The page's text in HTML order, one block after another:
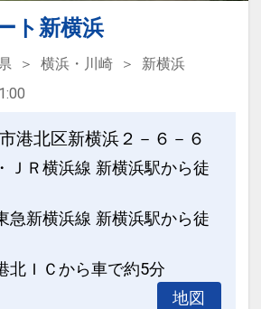
ト新横浜
横浜・川崎
新横浜
港北区新横浜２－６－６
ＪＲ横浜線 新横浜駅から徒
急新横浜線 新横浜駅から徒
北ＩＣから車で約5分
地図